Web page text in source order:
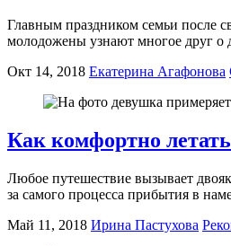
Главным праздником семьи после
молодожены узнают многое друг о
Окт 14, 2018 Екатерина Агафонова
Как комфортно
Любое путешествие вызывает
за самого процесса прибытия в
Май 11, 2018 Ирина Пастухова